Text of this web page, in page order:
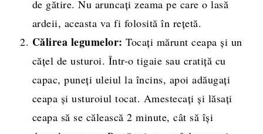
de gătire. Nu aruncați zeama pe care o lasă
ardeii, aceasta va fi folosită în rețetă.
Călirea legumelor: Tocați mărunt ceapa și un
cățel de usturoi. Într-o tigaie sau cratiță cu
capac, puneți uleiul la încins, apoi adăugați
ceapa și usturoiul tocat. Amestecați și lăsați
ceapa să se călească 2 minute, cât să își